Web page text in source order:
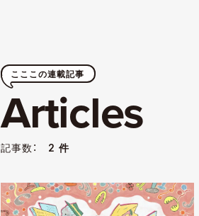
こここの連載記事
Articles
記事数： 2 件